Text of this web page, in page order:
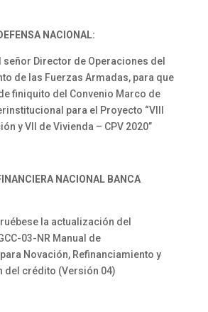
NACIONAL:
señor Director de Operaciones del
de las Fuerzas Armadas, para que
finiquito del Convenio Marco de
para el Proyecto “VIII
y VII de Vivienda – CPV 2020”
NACIONAL BANCA
la actualización del
03-NR Manual de
Novación, Refinanciamiento y
del crédito (Versión 04)